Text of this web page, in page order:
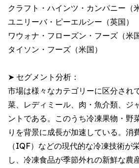
クラフト・ハインツ・カンパニー（
ユニリーバ・ピーエルシー（英国）
ワウォナ・フローズン・フーズ（米国
タイソン・フーズ（米国）
➤ セグメント分析：
市場は様々なカテゴリーに区分され
菜、レディミール、肉・魚介類、ジ
ントである。このうち冷凍果物・野
りを背景に成長が加速している。消
（IQF）などの現代的な冷凍技術が
し、冷凍食品が季節外れの新鮮な農